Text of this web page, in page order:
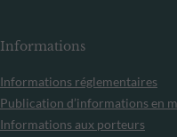
Informations
Informations réglementaires
Publication d’informations en
Informations aux porteurs